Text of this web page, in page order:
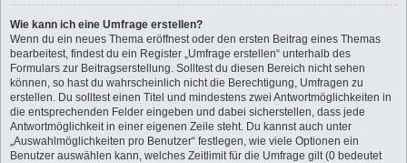
Wie kann ich eine Umfrage erstellen?
Wenn du ein neues Thema eröffnest oder den ersten Beitrag eines Themas
bearbeitest, findest du ein Register „Umfrage erstellen“ unterhalb des
Formulars zur Beitragserstellung. Solltest du diesen Bereich nicht sehen
können, so hast du wahrscheinlich nicht die Berechtigung, Umfragen zu
erstellen. Du solltest einen Titel und mindestens zwei Antwortmöglichkeiten in
die entsprechenden Felder eingeben und dabei sicherstellen, dass jede
Antwortmöglichkeit in einer eigenen Zeile steht. Du kannst auch unter
„Auswahlmöglichkeiten pro Benutzer“ festlegen, wie viele Optionen ein
Benutzer auswählen kann, welches Zeitlimit für die Umfrage gilt (0 bedeutet